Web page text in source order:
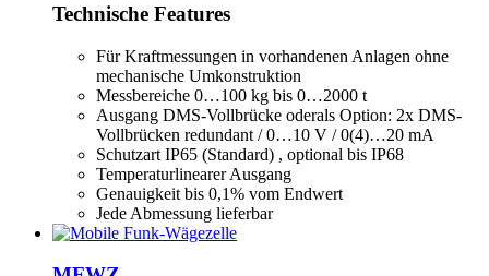
Technische Features
Für Kraftmessungen in vorhandenen Anlagen ohne
mechanische Umkonstruktion
Messbereiche 0…100 kg bis 0…2000 t
Ausgang DMS-Vollbrücke oderals Option: 2x DMS-
Vollbrücken redundant / 0…10 V / 0(4)…20 mA
Schutzart IP65 (Standard) , optional bis IP68
Temperaturlinearer Ausgang
Genauigkeit bis 0,1% vom Endwert
Jede Abmessung lieferbar